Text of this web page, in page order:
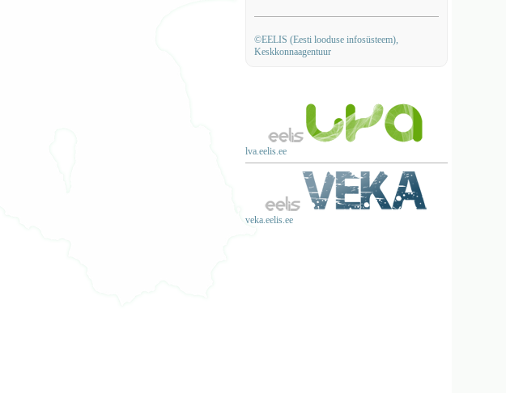
©EELIS (Eesti looduse infosüsteem),
Keskkonnaagentuur
lva.eelis.ee
veka.eelis.ee